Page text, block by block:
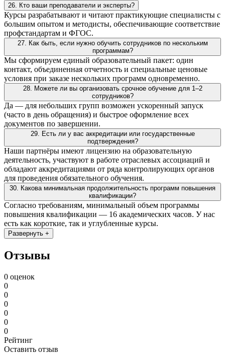
26. Кто ваши преподаватели и эксперты?
Курсы разрабатывают и читают практикующие специалисты с
большим опытом и методисты, обеспечивающие соответствие
профстандартам и ФГОС.
27. Как быть, если нужно обучить сотрудников по нескольким
программам?
Мы сформируем единый образовательный пакет: один
контакт, объединенная отчетность и специальные ценовые
условия при заказе нескольких программ одновременно.
28. Можете ли вы организовать срочное обучение для 1–2
сотрудников?
Да — для небольших групп возможен ускоренный запуск
(часто в день обращения) и быстрое оформление всех
документов по завершении.
29. Есть ли у вас аккредитации или государственные
подтверждения?
Наши партнёры имеют лицензию на образовательную
деятельность, участвуют в работе отраслевых ассоциаций и
обладают аккредитациями от ряда контролирующих органов
для проведения обязательного обучения.
30. Какова минимальная продолжительность программ повышения
квалификации?
Согласно требованиям, минимальный объем программы
повышения квалификации — 16 академических часов. У нас
есть как короткие, так и углубленные курсы.
Развернуть +
Отзывы
0 оценок
0
0
0
0
0
0
Рейтинг
Оставить отзыв